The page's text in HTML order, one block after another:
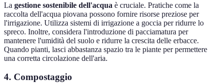
La gestione sostenibile dell'acqua è cruciale. Pratiche come la
raccolta dell'acqua piovana possono fornire risorse preziose per
l'irrigazione. Utilizza sistemi di irrigazione a goccia per ridurre lo
spreco. Inoltre, considera l'introduzione di pacciamatura per
mantenere l'umidità del suolo e ridurre la crescita delle erbacce.
Quando pianti, lasci abbastanza spazio tra le piante per permettere
una corretta circolazione dell'aria.
4. Compostaggio